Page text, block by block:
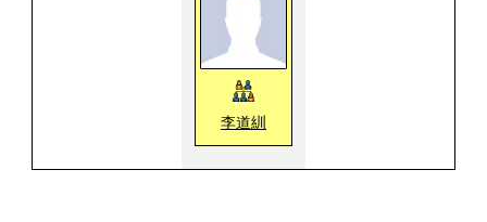
李道紃